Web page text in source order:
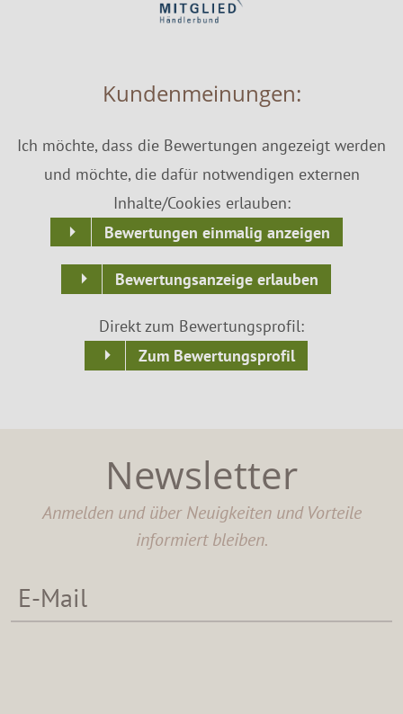
Kundenmeinungen:
Ich möchte, dass die Bewertungen angezeigt werden
und möchte, die dafür notwendigen externen
Inhalte/Cookies erlauben:
Bewertungen einmalig anzeigen
Bewertungsanzeige erlauben
Direkt zum Bewertungsprofil:
Zum Bewertungsprofil
Newsletter
Anmelden und über Neuigkeiten und Vorteile
informiert bleiben.